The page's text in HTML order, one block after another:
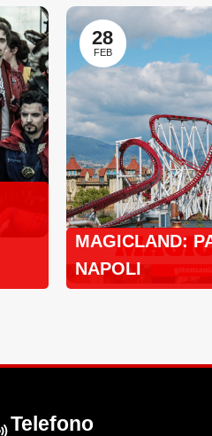
28
FEB
MAGICLAND:
NAPOLI
Telefono